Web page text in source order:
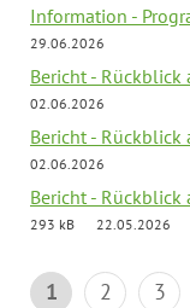
Information -
29.06.2026
Bericht -
02.06.2026
Bericht -
02.06.2026
Bericht - Rückblick
293 kB
22.05.2026
1 2 3